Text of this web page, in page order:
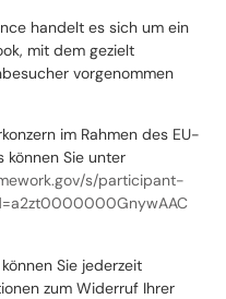
handelt es sich um ein
mit dem gezielt
vorgenommen
im Rahmen des EU-
können Sie unter
s/participant-
Sie jederzeit
zum Widerruf Ihrer